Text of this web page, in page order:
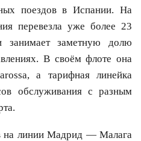
поездов в Испании. На
перевезла уже более 23
занимает заметную долю
В своём флоте она
а тарифная линейка
обслуживания с разным
на линии Мадрид — Малага